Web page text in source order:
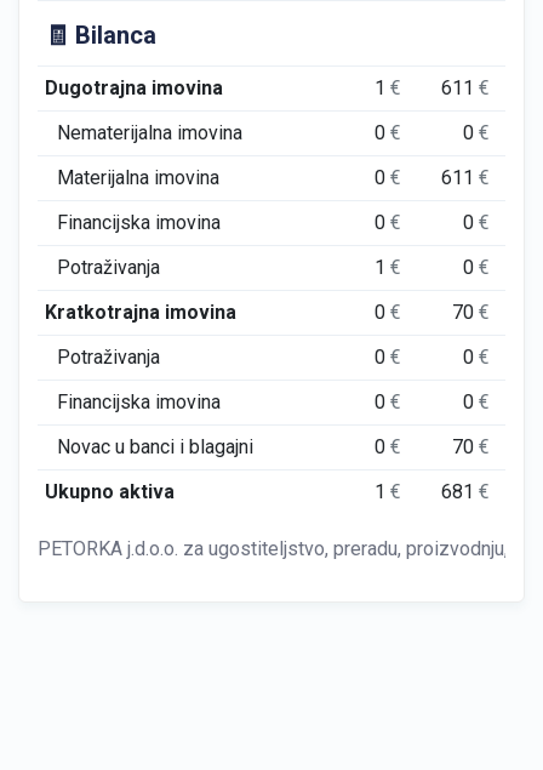
🧾 Bilanca
Dugotrajna imovina 1€ 611€
Nematerijalna imovina
0€ 0€
Materijalna imovina
0€ 611€
Financijska imovina
0€ 0€
Potraživanja
1€ 0€
Kratkotrajna imovina
0€ 70€
Potraživanja
0€ 0€
Financijska imovina
0€ 0€
Novac u banci i blagajni
0€ 70€
Ukupno aktiva
1€ 681€
PETORKA j.d.o.o. za ugostiteljstvo, preradu, proizvodnju,